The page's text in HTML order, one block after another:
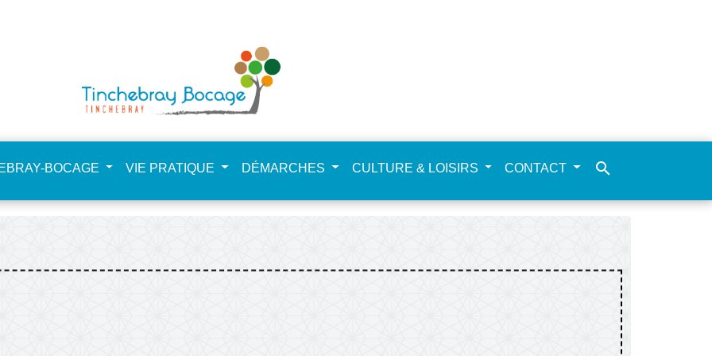
BOCAGE VIE PRATIQUE DÉMARCHES CULTURE & LOISIRS CONTACT search